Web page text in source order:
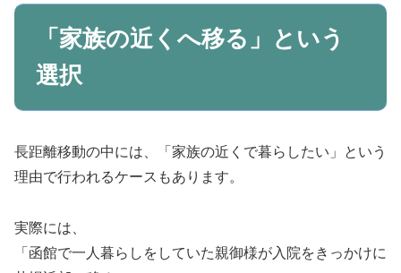
「家族の近くへ移る」という
選択
長距離移動の中には、「家族の近くで暮らしたい」という
理由で行われるケースもあります。
実際には、
「函館で一人暮らしをしていた親御様が入院をきっかけに